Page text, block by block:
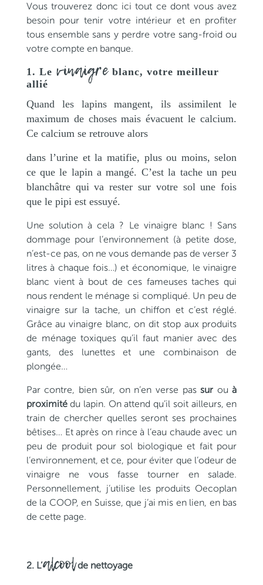
Vous trouverez donc ici tout ce dont vous avez
besoin pour tenir votre intérieur et en profiter
tous ensemble sans y perdre votre sang-froid ou
votre compte en banque.
1. Le vinaigreblanc, votre meilleur
allié
Quand les lapins mangent, ils assimilent le
maximum de choses mais évacuent le calcium.
Ce calcium se retrouve alors
dans l’urine et la matifie, plus ou moins, selon
ce que le lapin a mangé. C’est la tache un peu
blanchâtre qui va rester sur votre sol une fois
que le pipi est essuyé.
Une solution à cela ? Le vinaigre blanc ! Sans
dommage pour l’environnement (à petite dose,
n’est-ce pas, on ne vous demande pas de verser 3
litres à chaque fois…) et économique, le vinaigre
blanc vient à bout de ces fameuses taches qui
nous rendent le ménage si compliqué. Un peu de
vinaigre sur la tache, un chiffon et c’est réglé.
Grâce au vinaigre blanc, on dit stop aux produits
de ménage toxiques qu’il faut manier avec des
gants, des lunettes et une combinaison de
plongée…
Par contre, bien sûr, on n’en verse passur ouà
proximitédu lapin. On attend qu’il soit ailleurs, en
train de chercher quelles seront ses prochaines
bêtises… Et après on rince à l’eau chaude avec un
peu de produit pour sol biologique et fait pour
l’environnement, et ce, pour éviter que l’odeur de
vinaigre ne vous fasse tourner en salade.
Personnellement, j’utilise les produits Oecoplan
de la COOP, en Suisse, que j’ai mis en lien, en bas
de cette page.
2. L’alcoolde nettoyage